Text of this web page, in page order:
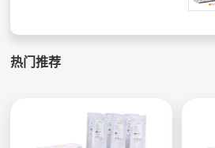
热门推荐